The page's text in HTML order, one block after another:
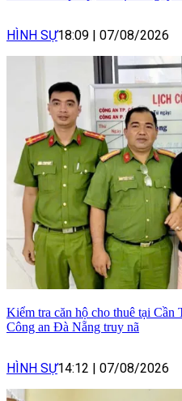
HÌNH SỰ18:09 07/08/2026
Kiểm tra căn hộ cho thuê tại Cần
Công an Đà Nẵng truy nã
HÌNH SỰ14:12 07/08/2026